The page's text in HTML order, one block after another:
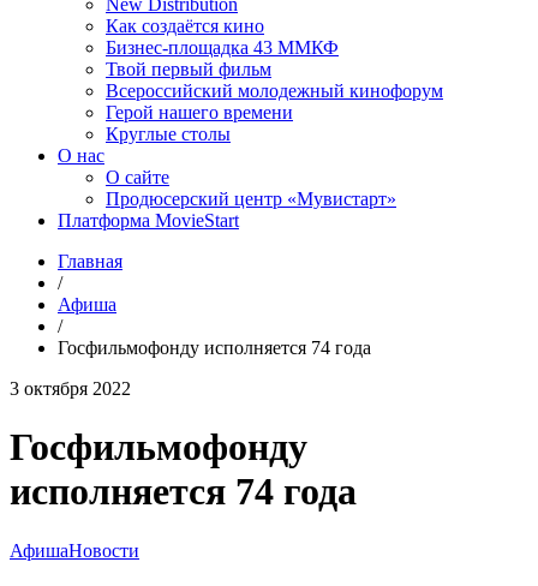
New Distribution
Как создаётся кино
Бизнес-площадка 43 ММКФ
Твой первый фильм
Всероссийский молодежный кинофорум
Герой нашего времени
Круглые столы
О нас
О сайте
Продюсерский центр «Мувистарт»
Платформа MovieStart
Главная
/
Афиша
/
Госфильмофонду исполняется 74 года
3 октября 2022
Госфильмофонду
исполняется 74 года
АфишаНовости